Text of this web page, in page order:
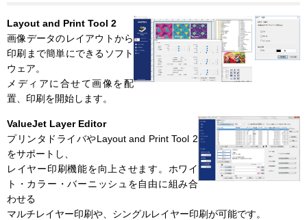
Layout and Print Tool 2
画像データのレイアウトから
印刷まで簡単にできるソフト
ウェア。
メディアに合せて画像を配
置、印刷を開始します。
ValueJet Layer Editor
プリンタドライバやLayout and Print Tool 2
をサポートし、
レイヤー印刷機能を向上させます。ホワイ
ト・カラー・バーニッシュを自由に組み合
わせる
マルチレイヤー印刷や、シングルレイヤー印刷が可能です。